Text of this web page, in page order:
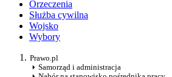
Orzeczenia
Służba cywilna
Wojsko
Wybory
Prawo.pl
Samorząd i administracja